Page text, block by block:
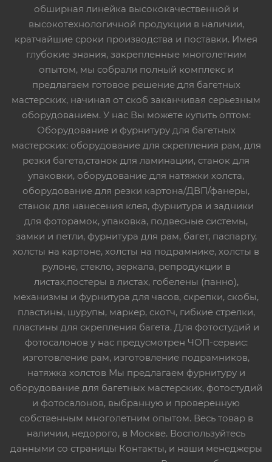
обширная линейка высококачественной и
высокотехнологичной продукции в наличии,
кратчайшие сроки производства и поставки. Имея
глубокие знания, закрепленные многолетним
опытом, мы собрали полный комплекс и
предлагаем готовое решение для багетных
мастерских, начиная от скоб заканчивая серьезным
оборудованием. У нас Вы можете купить оптом:
Оборудование и фурнитуру для багетных
мастерских: оборудование для скрепления рам, для
резки багета,станок для ламинации, станок для
упаковки, оборудование для натяжки холста,
оборудование для резки картона/ДВП/фанеры,
станок для нанесения клея, фурнитура и задники
для фоторамок, упаковка, подвесные системы,
замки и петли, фурнитура для рам, багет, паспарту,
холсты на картоне, холсты на подрамнике, холсты в
рулоне, стекло, зеркала, репродукции в
листах,постеры в листах, гобелены (панно),
механизмы и фурнитура для часов, скрепки, скобы,
пластины, шурупы, маркер, скотч, гибкие стрелки,
пластины для скрепления багета. Для фотостудий и
фотосалонов у нас предусмотрен ЧОП-сервис:
изготовление рам, изготовление подрамников,
натяжка холстов Мы предлагаем фурнитуру и
оборудование для багетных мастерских, фотостудий
и фотосалонов, выбранную и проверенную
собственным многолетним опытом. Весь товар в
наличии, недорого, в Москве. Воспользуйтесь
данными со страницы Контакты, и наши менеджеры